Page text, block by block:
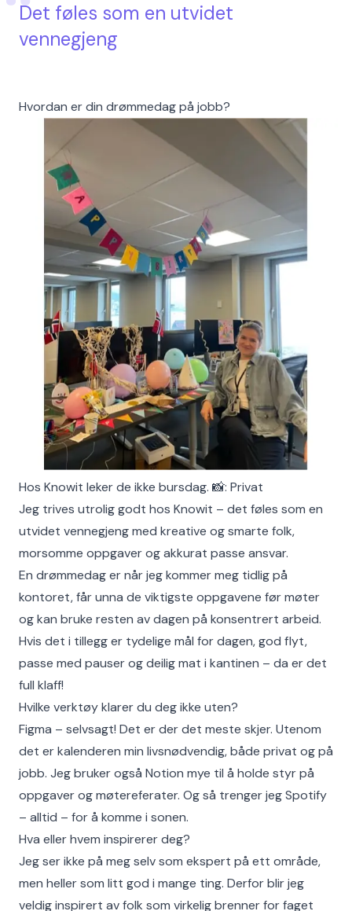
Det føles som en utvidet
vennegjeng
Hvordan er din drømmedag på jobb?
Hos Knowit leker de ikke bursdag. 📸: Privat
Jeg trives utrolig godt hos Knowit – det føles som en
utvidet vennegjeng med kreative og smarte folk,
morsomme oppgaver og akkurat passe ansvar.
En drømmedag er når jeg kommer meg tidlig på
kontoret, får unna de viktigste oppgavene før møter
og kan bruke resten av dagen på konsentrert arbeid.
Hvis det i tillegg er tydelige mål for dagen, god flyt,
passe med pauser og deilig mat i kantinen – da er det
full klaff!
Hvilke verktøy klarer du deg ikke uten?
Figma – selvsagt! Det er der det meste skjer. Utenom
det er kalenderen min livsnødvendig, både privat og på
jobb. Jeg bruker også Notion mye til å holde styr på
oppgaver og møtereferater. Og så trenger jeg Spotify
– alltid – for å komme i sonen.
Hva eller hvem inspirerer deg?
Jeg ser ikke på meg selv som ekspert på ett område,
men heller som litt god i mange ting. Derfor blir jeg
veldig inspirert av folk som virkelig brenner for faget